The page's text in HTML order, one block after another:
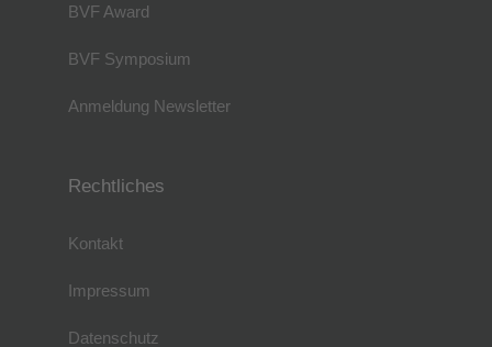
BVF Award
BVF Symposium
Anmeldung Newsletter
Rechtliches
Kontakt
Impressum
Datenschutz